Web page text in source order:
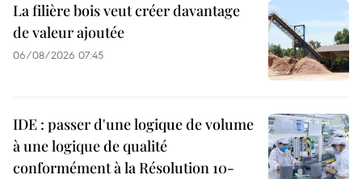
La filière bois veut créer davantage
de valeur ajoutée
06/08/2026 07:45
IDE : passer d'une logique de volume
à une logique de qualité
conformément à la Résolution 10-